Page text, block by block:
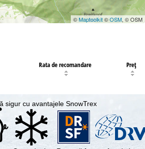
©Maptoolkit©OSM, © OSM
Rata de recomandare Preţ
sigur cu avantajele SnowTrex